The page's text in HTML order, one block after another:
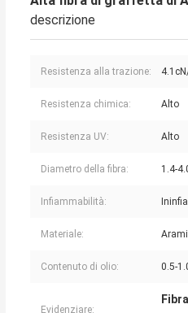
descrizione
Resistenza alla trazione:
Resistenza chimica: Alto
Resistenza UV: Alto
Diametro della fibra: 1.4-
Infiammabilità:
Materiale:
Contenuto di olio: 0.5-
Evidenziare: